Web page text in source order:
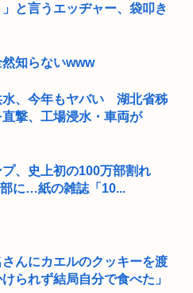
と言うエッヂャー、袋叩き
知らないwww
水、今年もヤバい 湖北省秭
撃、工場浸水・車両が
プ、史上初の100万部割れ
に…紙の雑誌「10...
さんにカエルのクッキーを渡
られず結局自分で食べた」